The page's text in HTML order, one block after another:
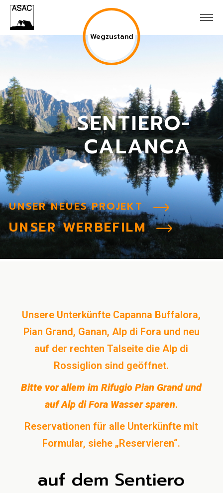
Wegzustand
SENTIERO-
CALANCA
UNSER NEUES PROJEKT
UNSER WERBEFILM
Unsere Unterkünfte Capanna Buffalora,
Pian Grand, Ganan, Alp di Fora und neu
auf der rechten Talseite die Alp di
Rossiglion sind geöffnet.
Bitte vor allem im Rifugio Pian Grand und
auf Alp di Fora Wasser sparen.
Reservationen für alle Unterkünfte mit
Formular, siehe „Reservieren“.
auf dem Sentiero